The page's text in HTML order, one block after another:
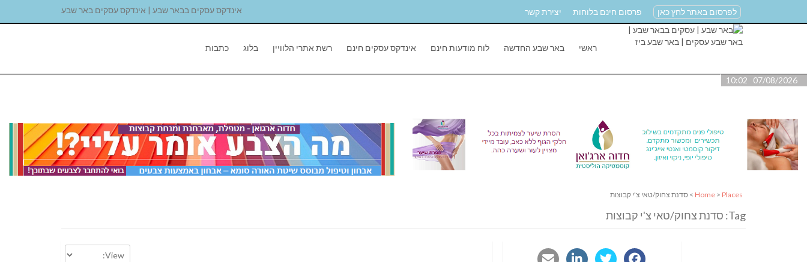
אינדקס עסקים בבאר שבע | אינדקס עסקים באר שבע לפרסום באתר לחץ כאן פרסום חינם בלוחות יצירת קשר
ראשי באר שבע החדשה לוח מודעות חינם אינדקס עסקים חינם רשת אתרי הלוויין בלוג כתבות
07/08/2026 10:02
Home > Places > סדנת צחוק/טאי צ'י קבוצות
Tag: סדנת צחוק/טאי צ'י קבוצות